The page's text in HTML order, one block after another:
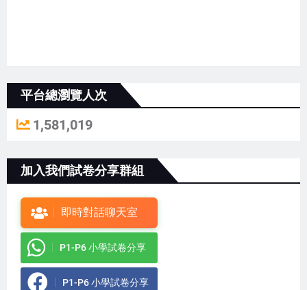
平台總瀏覽人次
1,581,019
加入我們試卷分享群組
即時對話聊天室
P1-P6 小學試卷分享
P1-P6 小學試卷分享